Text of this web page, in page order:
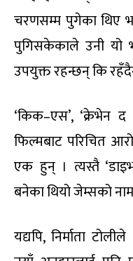
चरणसम्म पुगेका थिए
पुगिसकेकाले उनी यो
उपयुक्त रहन्छन् कि
‘किक–एस’, ‘क्रेभेन
फिल्मबाट परिचित
एक हुन् । त्यस्तै
बनेका थियो जेम्सको नाम
यद्यपि, निर्माता